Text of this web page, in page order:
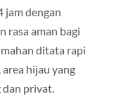
jam dengan
rasa aman bagi
ditata rapi
hijau yang
dan privat.